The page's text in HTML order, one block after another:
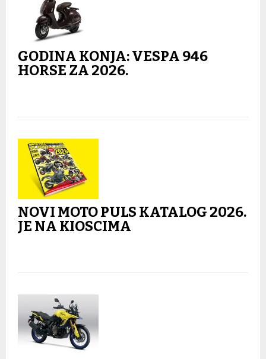
GODINA KONJA: VESPA 946
HORSE ZA 2026.
NOVI MOTO PULS KATALOG 2026.
JE NA KIOSCIMA